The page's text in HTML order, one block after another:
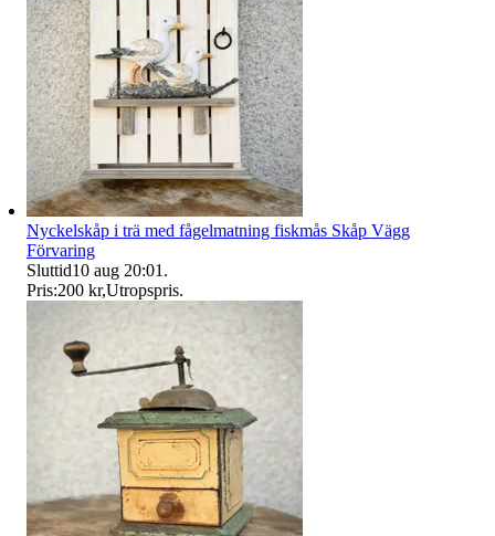
Nyckelskåp i trä med fågelmatning fiskmås Skåp Vägg
Förvaring
Sluttid10 aug 20:01 .
Pris:200 kr,Utropspris.